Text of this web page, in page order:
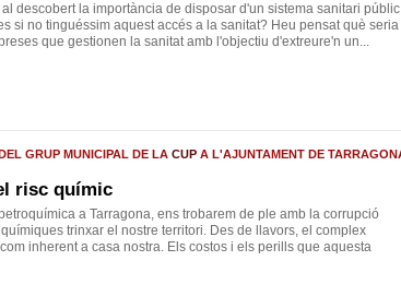
descobert la importància de disposar d'un sistema sanitari
si no tinguéssim aquest accés a la sanitat? Heu pensat què
que gestionen la sanitat amb l'objectiu d'extreure'n un...
GRUP MUNICIPAL DE LA CUP A L'AJUNTAMENT DE
risc químic
a Tarragona, ens trobarem de ple amb la corrupció
trinxar el nostre territori. Des de llavors, el complex
inherent a casa nostra. Els costos i els perills que aquesta